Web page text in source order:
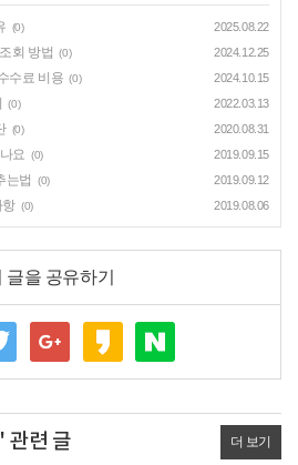
(0) 2025.08.22
회 방법 (0) 2024.12.25
수료 비용 (0) 2024.10.15
(0) 2022.03.13
(0) 2020.08.31
요 (0) 2019.09.15
는법 (0) 2019.09.12
항 (0) 2019.08.06
글을 공유하기
관련 글 더 보기